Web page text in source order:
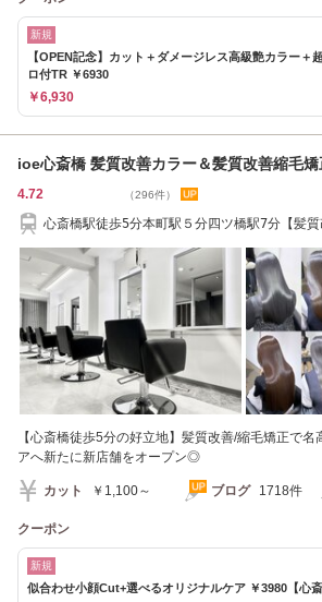
新規
【OPEN記念】カット＋ダメージレス高級艶カラー＋
ロ付TR ￥6930
￥6,930
ioe心斎橋 髪質改善カラー＆髪質改善縮毛矯
4.72 （296件）
心斎橋駅徒歩5分本町駅５分四ツ橋駅7分【髪
【心斎橋徒歩5分の好立地】髪質改善/縮毛矯正で
アへ新たに新店舗をオープン◎
カット ￥1,100～ ブログ 1718件
クーポン
新規
似合わせ小顔Cut+選べるオリジナルケア ￥3980【心斎